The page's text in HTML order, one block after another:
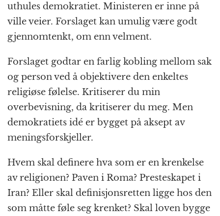
uthules demokratiet. Ministeren er inne på
ville veier. Forslaget kan umulig være godt
gjennomtenkt, om enn velment.
Forslaget godtar en farlig kobling mellom sak
og person ved å objektivere den enkeltes
religiøse følelse. Kritiserer du min
overbevisning, da kritiserer du meg. Men
demokratiets idé er bygget på aksept av
meningsforskjeller.
Hvem skal definere hva som er en krenkelse
av religionen? Paven i Roma? Presteskapet i
Iran? Eller skal definisjonsretten ligge hos den
som måtte føle seg krenket? Skal loven bygge